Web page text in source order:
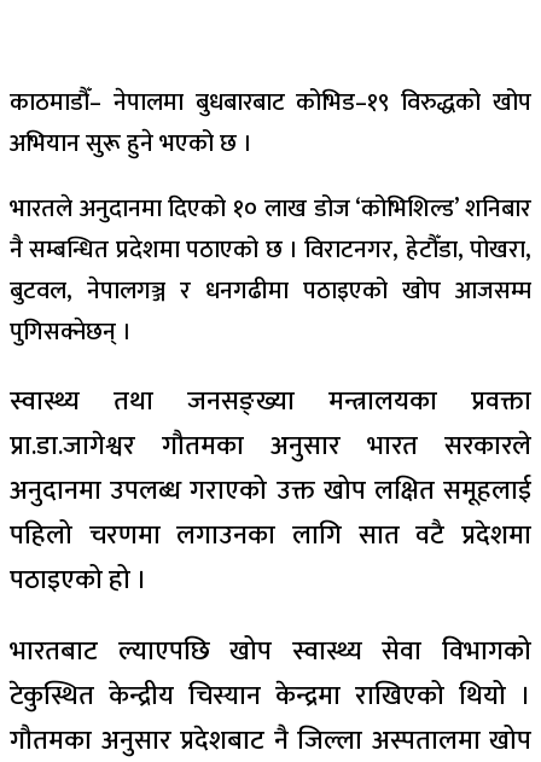
काठमाडौँ– नेपालमा बुधबारबाट कोभिड–१९ विरुद्धको खोप
अभियान सुरू हुने भएको छ ।
भारतले अनुदानमा दिएको १० लाख डोज ‘कोभिशिल्ड’ शनिबार
नै सम्बन्धित प्रदेशमा पठाएको छ । विराटनगर, हेटौँडा, पोखरा,
बुटवल, नेपालगञ्ज र धनगढीमा पठाइएको खोप आजसम्म
पुगिसक्नेछन् ।
स्वास्थ्य तथा जनसङ्ख्या मन्त्रालयका प्रवक्ता
प्रा.डा.जागेश्वर गौतमका अनुसार भारत सरकारले
अनुदानमा उपलब्ध गराएको उक्त खोप लक्षित समूहलाई
पहिलो चरणमा लगाउनका लागि सात वटै प्रदेशमा
पठाइएको हो ।
भारतबाट ल्याएपछि खोप स्वास्थ्य सेवा विभागको
टेकुस्थित केन्द्रीय चिस्यान केन्द्रमा राखिएको थियो ।
गौतमका अनुसार प्रदेशबाट नै जिल्ला अस्पतालमा खोप